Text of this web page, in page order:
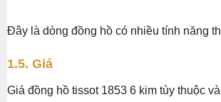
Đây là dòng đồng hồ có nhiều tính năng
1.5. Giá
Giá đồng hồ tissot 1853 6 kim tùy thuộc